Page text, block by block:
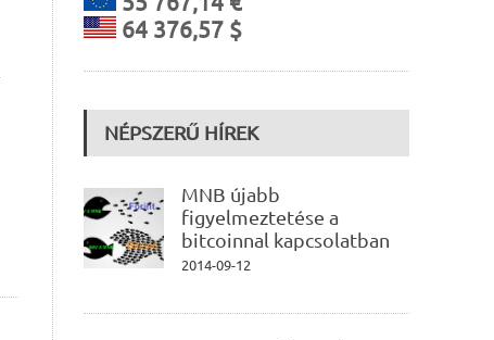
64 376,57 $
NÉPSZERŰ HÍREK
MNB újabb
figyelmeztetése a
bitcoinnal kapcsolatban
2014-09-12